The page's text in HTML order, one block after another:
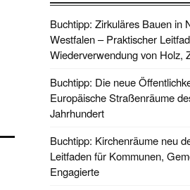
Buchtipp: Zirkuläres Bauen in
Westfalen – Praktischer
Wiederverwendung von Holz,
Buchtipp: Die neue
Europäische Straßenräume
Jahrhundert
Buchtipp: Kirchenräume neu
Leitfaden für Kommunen,
Engagierte